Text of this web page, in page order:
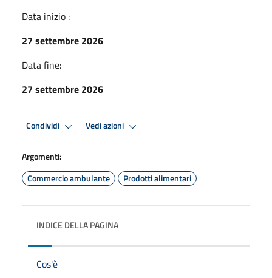
Data inizio :
27 settembre 2026
Data fine:
27 settembre 2026
Condividi Vedi azioni
Argomenti:
Commercio ambulante
Prodotti alimentari
INDICE DELLA PAGINA
Cos'è